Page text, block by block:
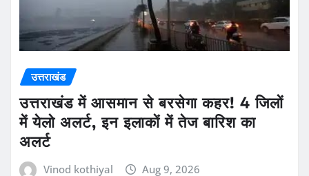
उत्तराखंड
उत्तराखंड में आसमान से बरसेगा कहर! 4 जिलों
में येलो अलर्ट, इन इलाकों में तेज बारिश का
अलर्ट
Vinod kothiyal Aug 9, 2026